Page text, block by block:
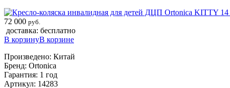
72 000 руб.
доставка: бесплатно
В корзинуВ корзине
Произведено: Китай
Бренд: Ortonica
Гарантия: 1 год
Артикул: 14283